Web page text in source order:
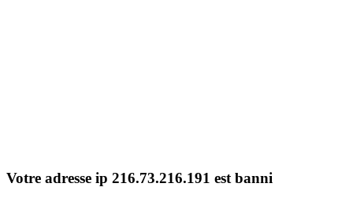
Votre adresse ip 216.73.216.191 est banni